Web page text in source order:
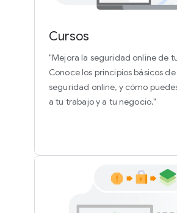
Cursos
"Mejora la seguridad online de
Conoce los principios básicos de
seguridad online, y cómo
a tu trabajo y a tu negocio."